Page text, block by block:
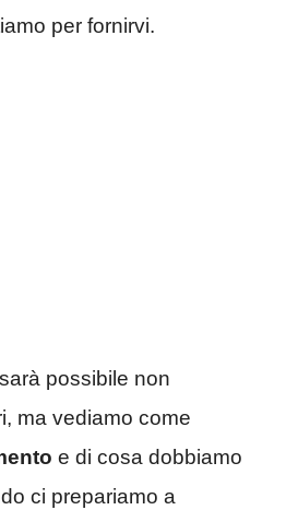
per fornirvi.
possibile non
ma vediamo come
e di cosa dobbiamo
ci prepariamo a